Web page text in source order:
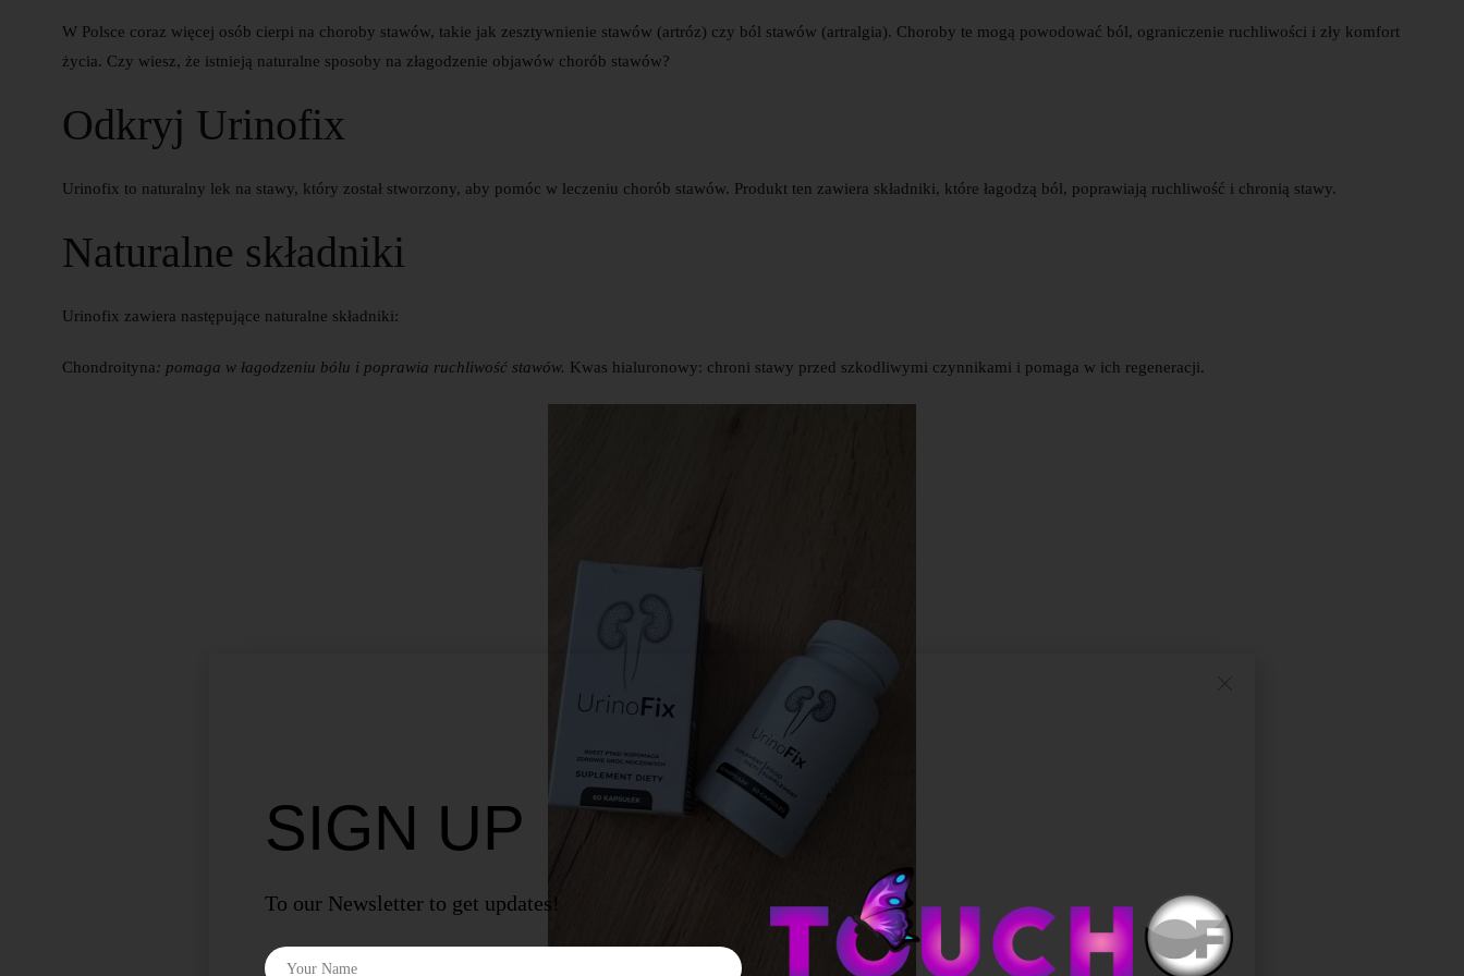
W Polsce coraz więcej osób cierpi na choroby stawów, takie jak zesztywnienie stawów (artróz) czy ból stawów (artralgia). Choroby te mogą powodować ból, ograniczenie ruchliwości i zły komfort
życia. Czy wiesz, że istnieją naturalne sposoby na złagodzenie objawów chorób stawów?
Odkryj Urinofix
Urinofix to naturalny lek na stawy, który został stworzony, aby pomóc w leczeniu chorób stawów. Produkt ten zawiera składniki, które łagodzą ból, poprawiają ruchliwość i chronią stawy.
Naturalne składniki
Urinofix zawiera następujące naturalne składniki:
Chondroityna: pomaga w łagodzeniu bólu i poprawia ruchliwość stawów. Kwas hialuronowy: chroni stawy przed szkodliwymi czynnikami i pomaga w ich regeneracji.
SIGN UP
To our Newsletter to get updates!